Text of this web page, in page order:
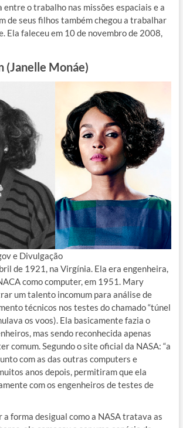
o trabalho nas missões espaciais e a
de seus filhos também chegou a trabalhar
Ela faleceu em 10 de novembro de 2008,
(Janelle Monáe)
e Divulgação
de 1921, na Virgínia. Ela era engenheira,
como computer, em 1951. Mary
um talento incomum para análise de
técnicos nos testes do chamado “túnel
os voos). Ela basicamente fazia o
mas sendo reconhecida apenas
comum. Segundo o site oficial da NASA: “a
com as das outras computers e
anos depois, permitiram que ela
com os engenheiros de testes de
forma desigual como a NASA tratava as